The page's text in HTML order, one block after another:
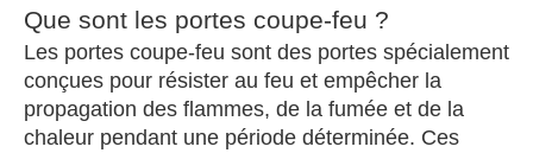
Que sont les portes coupe-feu ?
Les portes coupe-feu sont des portes spécialement
conçues pour résister au feu et empêcher la
propagation des flammes, de la fumée et de la
chaleur pendant une période déterminée. Ces